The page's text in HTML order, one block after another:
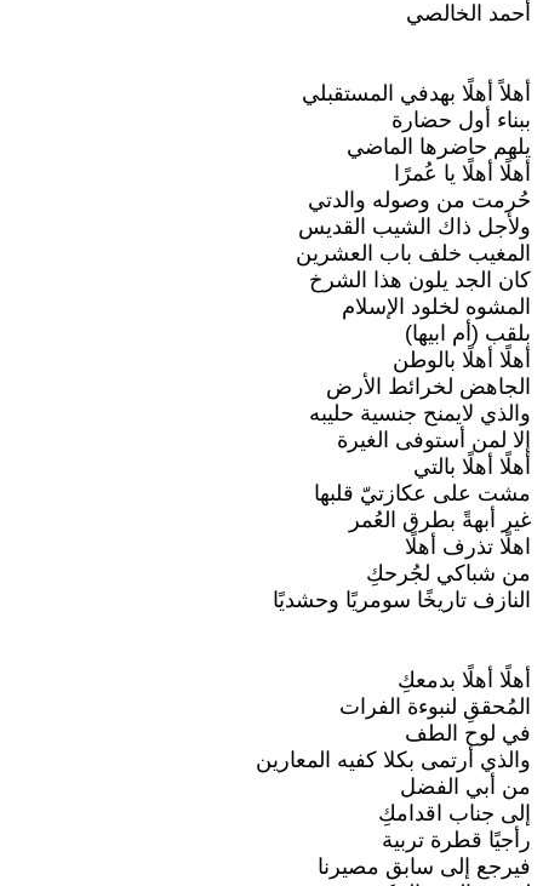
أحمد الخالصي
أهلاً أهلًا بهدفي المستقبلي
ببناء أول حضارة
يلهم حاضرها الماضي
أهلًا أهلًا يا عُمرًا
حُرمت من وصوله والدتي
ولأجل ذاك الشيب القديس
المغيب خلف باب العشرين
كان الجد يلون هذا الشرخ
المشوه لخلود الإسلام
بلقب (أم ابيها)
أهلًا أهلًا بالوطن
الجاهض لخرائط الأرض
والذي لايمنح جنسية حليبه
إلا لمن أستوفى الغيرة
أهلًا أهلًا بالتي
مشت على عكازتيّ قلبها
غير أبهةً بطرق العُمر
اهلًا تذرف أهلًا
من شباكي لجُرحكِ
النازف تاريخًا سومريًا وحشديًا
أهلًا أهلًا بدمعكِ
المُحققِ لنبوءة الفرات
في لوح الطف
والذي أرتمى بكلا كفيه المعارين
من أبي الفضل
إلى جناب اقدامكِ
رأجيًا قطرة تربية
فيرجع إلى سابق مصيرنا